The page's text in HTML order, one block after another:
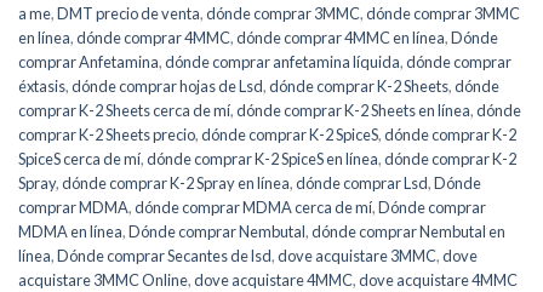
a me,DMT precio de venta,dónde comprar 3MMC,dónde comprar 3MMC
en línea,dónde comprar 4MMC,dónde comprar 4MMC en línea,Dónde
comprar Anfetamina,dónde comprar anfetamina líquida,dónde comprar
éxtasis,dónde comprar hojas de Lsd,dónde comprar K-2 Sheets,dónde
comprar K-2 Sheets cerca de mí,dónde comprar K-2 Sheets en línea,dónde
comprar K-2 Sheets precio,dónde comprar K-2 SpiceS,dónde comprar K-2
SpiceS cerca de mí,dónde comprar K-2 SpiceS en línea,dónde comprar K-2
Spray,dónde comprar K-2 Spray en línea,dónde comprar Lsd,Dónde
comprar MDMA,dónde comprar MDMA cerca de mí,Dónde comprar
MDMA en línea,Dónde comprar Nembutal,dónde comprar Nembutal en
línea,Dónde comprar Secantes de lsd,dove acquistare 3MMC,dove
acquistare 3MMC Online,dove acquistare 4MMC,dove acquistare 4MMC